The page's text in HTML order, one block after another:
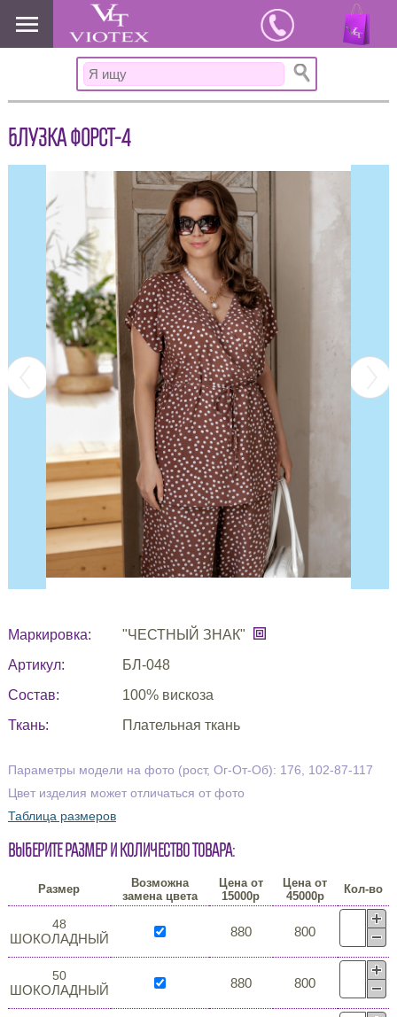
www.viotex37.ru
БЛУЗКА ФОРСТ-4
Маркировка:
"ЧЕСТНЫЙ ЗНАК"
Артикул:
БЛ-048
Состав:
100% вискоза
Ткань:
Плательная ткань
Параметры модели на фото (рост, Ог-От-Об): 176, 102-87-117
Цвет изделия может отличаться от фото
Таблица размеров
Выберите размер и количество товара:
Размер
Возможна
замена цвета
Цена от
15000р
Цена от
45000р
Кол-во
48
ШОКОЛАДНЫЙ 880 800
50
ШОКОЛАДНЫЙ 880 800